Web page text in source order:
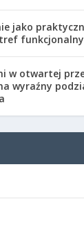
jako
w otwartej
wyraźny